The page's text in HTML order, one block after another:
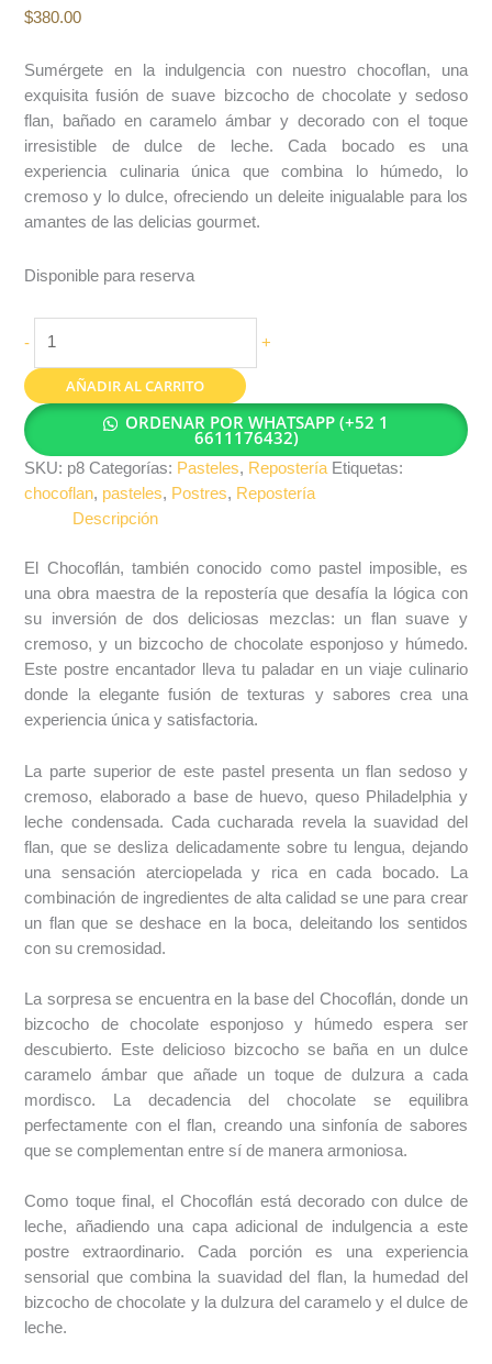
$380.00
Sumérgete en la indulgencia con nuestro chocoflan, una
exquisita fusión de suave bizcocho de chocolate y sedoso
flan, bañado en caramelo ámbar y decorado con el toque
irresistible de dulce de leche. Cada bocado es una
experiencia culinaria única que combina lo húmedo, lo
cremoso y lo dulce, ofreciendo un deleite inigualable para los
amantes de las delicias gourmet.
Disponible para reserva
- +
AÑADIR AL CARRITO
ORDENAR POR WHATSAPP (+52 1
6611176432)
SKU: p8 Categorías: Pasteles, Repostería Etiquetas:
chocoflan, pasteles, Postres, Repostería
Descripción
El Chocoflán, también conocido como pastel imposible, es
una obra maestra de la repostería que desafía la lógica con
su inversión de dos deliciosas mezclas: un flan suave y
cremoso, y un bizcocho de chocolate esponjoso y húmedo.
Este postre encantador lleva tu paladar en un viaje culinario
donde la elegante fusión de texturas y sabores crea una
experiencia única y satisfactoria.
La parte superior de este pastel presenta un flan sedoso y
cremoso, elaborado a base de huevo, queso Philadelphia y
leche condensada. Cada cucharada revela la suavidad del
flan, que se desliza delicadamente sobre tu lengua, dejando
una sensación aterciopelada y rica en cada bocado. La
combinación de ingredientes de alta calidad se une para crear
un flan que se deshace en la boca, deleitando los sentidos
con su cremosidad.
La sorpresa se encuentra en la base del Chocoflán, donde un
bizcocho de chocolate esponjoso y húmedo espera ser
descubierto. Este delicioso bizcocho se baña en un dulce
caramelo ámbar que añade un toque de dulzura a cada
mordisco. La decadencia del chocolate se equilibra
perfectamente con el flan, creando una sinfonía de sabores
que se complementan entre sí de manera armoniosa.
Como toque final, el Chocoflán está decorado con dulce de
leche, añadiendo una capa adicional de indulgencia a este
postre extraordinario. Cada porción es una experiencia
sensorial que combina la suavidad del flan, la humedad del
bizcocho de chocolate y la dulzura del caramelo y el dulce de
leche.